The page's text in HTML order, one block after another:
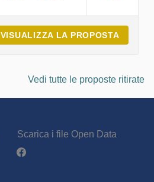
VISUALIZZA LA PROPOSTA
Vedi tutte le proposte ritirate
Scarica i file Open Data
Partecipa - Poliste su Facebook